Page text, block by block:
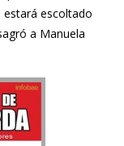
escoltado
a Manuela